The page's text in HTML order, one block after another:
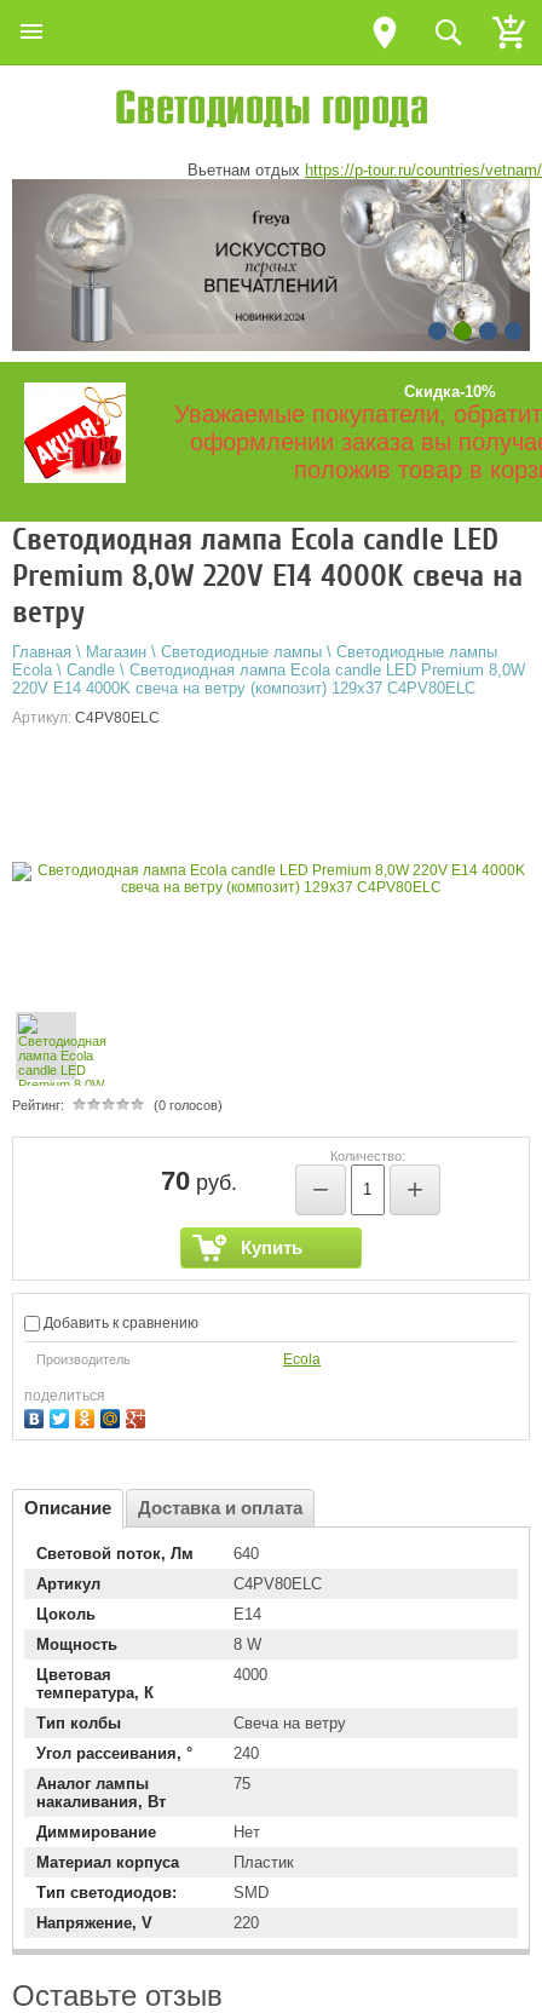
Вьетнам отдых https://p-tour.ru/countries/vetnam/
Скидка-10%
Уважаемые покупатели,
оформлении заказа вы
положив товар в
Светодиодная лампа Ecola candle LED
Premium 8,0W 220V E14 4000K свеча на
ветру
Главная \ Магазин \ Светодиодные лампы \ Светодиодные лампы
Ecola\ Candle \ Светодиодная лампа Ecola candle LED Premium 8,0W
220V E14 4000K свеча на ветру (композит) 129x37 C4PV80ELC
Артикул: C4PV80ELC
Рейтинг: (0 голосов)
70руб.
Количество:
− +
Купить
Добавить к сравнению
Производитель Ecola
поделиться
Описание Доставка и оплата
Световой поток, Лм
640
Артикул
C4PV80ELC
Цоколь
E14
Мощность
8 W
Цветовая
температура, К
4000
Тип колбы
Свеча на ветру
Угол рассеивания, °
240
Аналог лампы
накаливания, Вт
75
Диммирование
Нет
Материал корпуса
Пластик
Тип светодиодов:
SMD
Напряжение, V
220
Оставьте отзыв